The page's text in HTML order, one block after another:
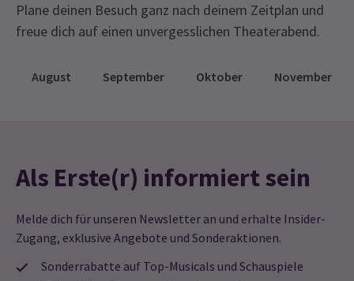
Plane deinen Besuch ganz nach deinem Zeitplan und
freue dich auf einen unvergesslichen Theaterabend.
August September Oktober November
Als Erste(r) informiert sein
Melde dich für unseren Newsletter an und erhalte Insider-
Zugang, exklusive Angebote und Sonderaktionen.
Sonderrabatte auf Top-Musicals und Schauspiele